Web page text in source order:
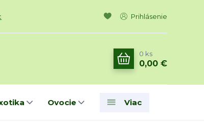
Prihlásenie
0 ks
0,00 €
Ovocie Viac